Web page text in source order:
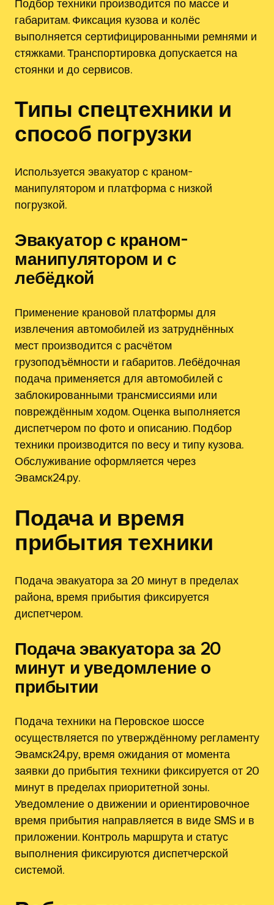
Подбор техники производится по массе и
габаритам. Фиксация кузова и колёс
выполняется сертифицированными ремнями и
стяжками. Транспортировка допускается на
стоянки и до сервисов.
Типы спецтехники и
способ погрузки
Используется эвакуатор с краном-
манипулятором и платформа с низкой
погрузкой.
Эвакуатор с краном-
манипулятором и с
лебёдкой
Применение крановой платформы для
извлечения автомобилей из затруднённых
мест производится с расчётом
грузоподъёмности и габаритов. Лебёдочная
подача применяется для автомобилей с
заблокированными трансмиссиями или
повреждённым ходом. Оценка выполняется
диспетчером по фото и описанию. Подбор
техники производится по весу и типу кузова.
Обслуживание оформляется через
Эвамск24.ру.
Подача и время
прибытия техники
Подача эвакуатора за 20 минут в пределах
района, время прибытия фиксируется
диспетчером.
Подача эвакуатора за 20
минут и уведомление о
прибытии
Подача техники на Перовское шоссе
осуществляется по утверждённому регламенту
Эвамск24.ру, время ожидания от момента
заявки до прибытия техники фиксируется от 20
минут в пределах приоритетной зоны.
Уведомление о движении и ориентировочное
время прибытия направляется в виде SMS и в
приложении. Контроль маршрута и статус
выполнения фиксируются диспетчерской
системой.